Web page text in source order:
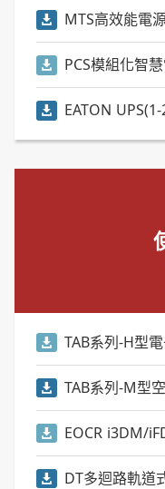
MTS高效能電
PCS模組化智
EATON
TAB系列-H型
TAB系列-M型
EOCR i3DM/
DT多迴路軌道